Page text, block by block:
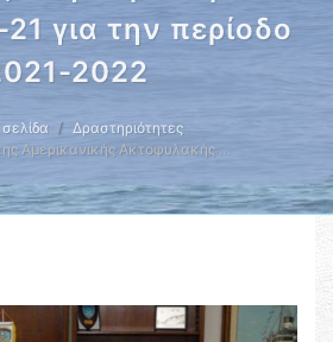
για την περίοδο
2022
Δραστηριότητες
Αμερικανικής Ακτοφυλακής …